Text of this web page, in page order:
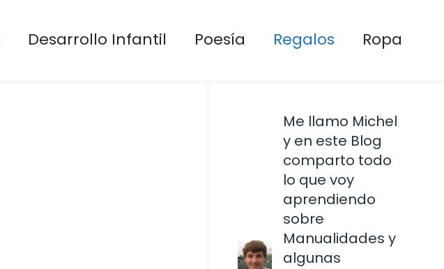
Desarrollo Infantil Poesía Regalos Ropa
Me llamo Michel
y en este Blog
comparto todo
lo que voy
aprendiendo
sobre
Manualidades y
algunas